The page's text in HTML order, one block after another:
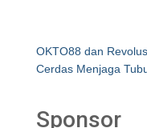
OKTO88 dan
Cerdas Menjaga
Sponsor